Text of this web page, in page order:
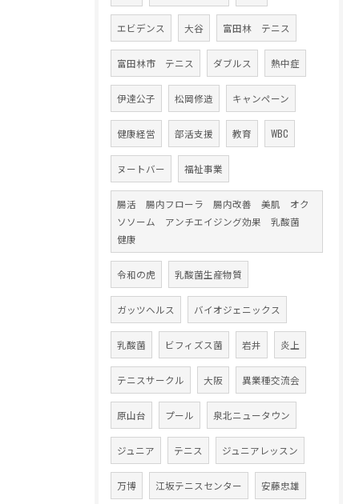
エビデンス 大谷 富田林 テニス
富田林市 テニス ダブルス 熱中症
伊達公子 松岡修造 キャンペーン
健康経営 部活支援 教育 WBC
ヌートバー 福祉事業
腸活 腸内フローラ 腸内改善 美肌 オク
ソソーム アンチエイジング効果 乳酸菌
健康
令和の虎 乳酸菌生産物質
ガッツヘルス バイオジェニックス
乳酸菌 ビフィズス菌 岩井 炎上
テニスサークル 大阪 異業種交流会
原山台 プール 泉北ニュータウン
ジュニア テニス ジュニアレッスン
万博 江坂テニスセンター 安藤忠雄